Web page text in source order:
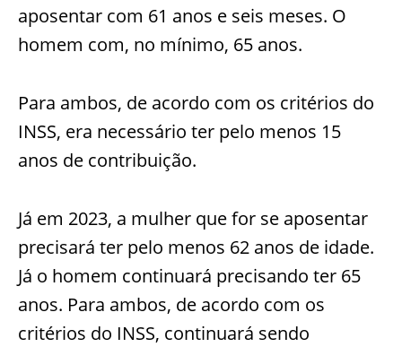
aposentar com 61 anos e seis meses. O
homem com, no mínimo, 65 anos.
Para ambos, de acordo com os critérios do
INSS, era necessário ter pelo menos 15
anos de contribuição.
Já em 2023, a mulher que for se aposentar
precisará ter pelo menos 62 anos de idade.
Já o homem continuará precisando ter 65
anos. Para ambos, de acordo com os
critérios do INSS, continuará sendo